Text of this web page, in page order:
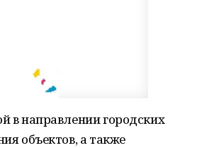
в направлении городских
объектов, а также